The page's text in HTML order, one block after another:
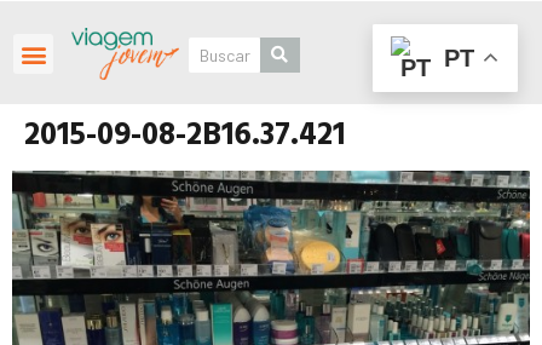
2015-09-08-2B16.37.421
PT